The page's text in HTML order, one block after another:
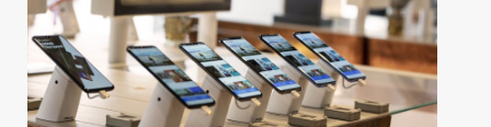
HINTA.FI
KAUPPA
VAIHDA TEEMA